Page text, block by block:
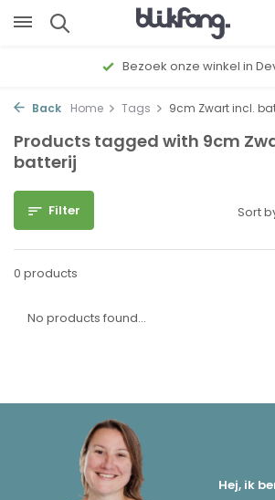
Bezoek onze winkel in
Back Home Tags 9cm Zwart incl.
Products tagged with 9cm
batterij
Filter
0 products
Sort
No products found...
Hej, ik